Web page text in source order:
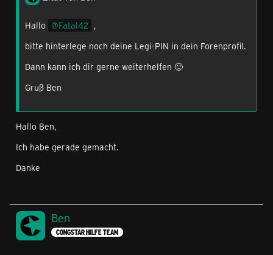
Hallo Fatal42 ,
bitte hinterlege noch deine Legi-PIN in dein Forenprofil.
Dann kann ich dir gerne weiterhelfen 🙂
Gruß Ben
Hallo Ben,
Ich habe gerade gemacht.
Danke
Ben
CONGSTAR HILFE TEAM